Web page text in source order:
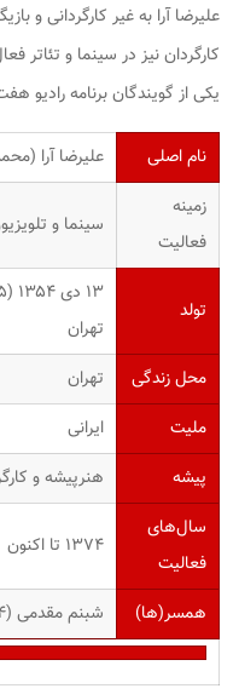
علیرضا آرا به غیر کارگردانی و
کارگردان نیز در سینما و تئاتر
یکی از گویندگان برنامه رادیو
نام اصلی
علیرضا آرا
زمینه
فعالیت
سینما و
تولد
۱۳ دی ۱۳۵۴ ‏(۴۵ سال)
تهران
محل زندگی
تهران
ملیت
ایرانی
پیشه
هنرپیشه و
سال‌های
فعالیت
۱۳۷۴ تا اکنون
همسر(ها) شبنم مقدمی (۱۳۸۴-تا کنون)